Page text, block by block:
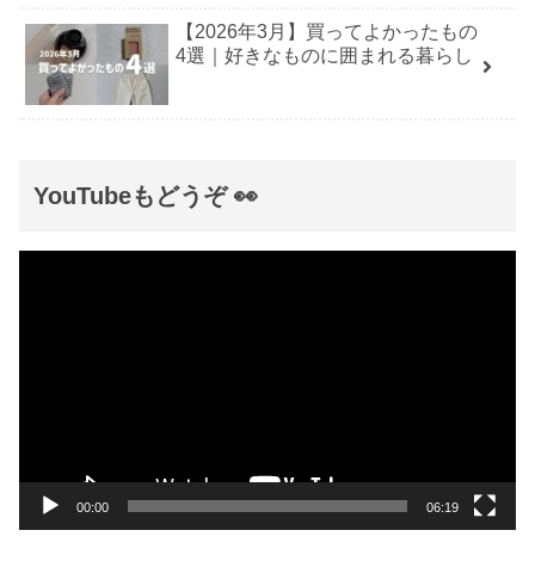
【2026年3月】買ってよかったもの
4選｜好きなものに囲まれる暮らし
YouTubeもどうぞ 👀
00:00 06:19